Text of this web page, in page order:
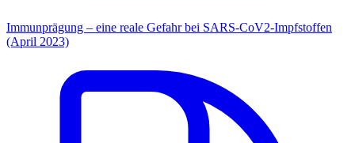
Immunprägung – eine reale Gefahr bei SARS-CoV2-Impfstoffen
(April 2023)